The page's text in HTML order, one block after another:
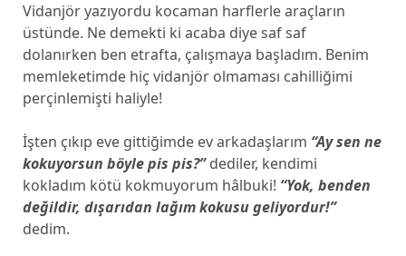
Vidanjör yazıyordu kocaman harflerle araçların
üstünde. Ne demekti ki acaba diye saf saf
dolanırken ben etrafta, çalışmaya başladım. Benim
memleketimde hiç vidanjör olmaması cahilliğimi
perçinlemişti haliyle!
İşten çıkıp eve gittiğimde ev arkadaşlarım “Ay sen ne
kokuyorsun böyle pis pis?”dediler, kendimi
kokladım kötü kokmuyorum hâlbuki! “Yok, benden
değildir, dışarıdan lağım kokusu geliyordur!”
dedim.